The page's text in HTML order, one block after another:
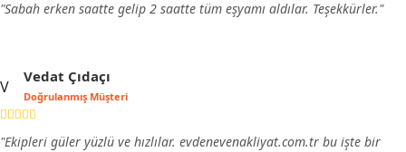
"Sabah erken saatte gelip 2 saatte tüm eşyamı aldılar. Teşekkürler."
V
Vedat Çıdaçı
Doğrulanmış Müşteri
"Ekipleri güler yüzlü ve hızlılar. evdenevenakliyat.com.tr bu işte bir